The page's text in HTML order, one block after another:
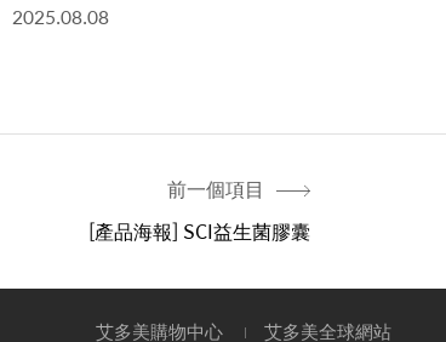
2025.08.08
前一個項目
[產品海報] SCI益生菌膠囊
艾多美購物中心 艾多美全球網站